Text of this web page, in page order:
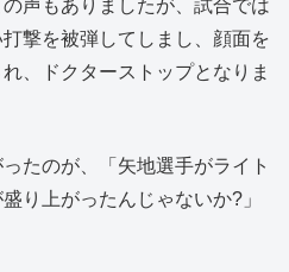
声もありましたが、試合では
撃を被弾してしまし、顔面を
、ドクターストップとなりま
たのが、「矢地選手がライト
り上がったんじゃないか?」